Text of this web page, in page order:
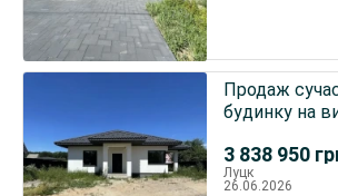
3 838 950
Продаж
будинку на
Луцк
26.06.2026